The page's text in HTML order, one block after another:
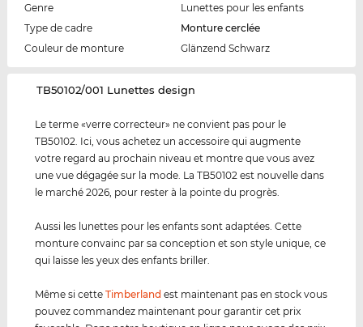
Genre
Lunettes pour les enfants
Type de cadre
Monture cerclée
Couleur de monture
Glänzend Schwarz
‌TB50102/001 Lunettes design
Le terme «verre correcteur» ne convient pas pour le
TB50102. Ici, vous achetez un accessoire qui augmente
votre regard au prochain niveau et montre que vous avez
une vue dégagée sur la mode. La TB50102 est nouvelle dans
le marché 2026, pour rester à la pointe du progrès.
Aussi les lunettes pour les enfants sont adaptées. Cette
monture convainc par sa conception et son style unique, ce
qui laisse les yeux des enfants briller.
Même si cetteTimberland est maintenant pas en stock vous
pouvez commandez maintenant pour garantir cet prix